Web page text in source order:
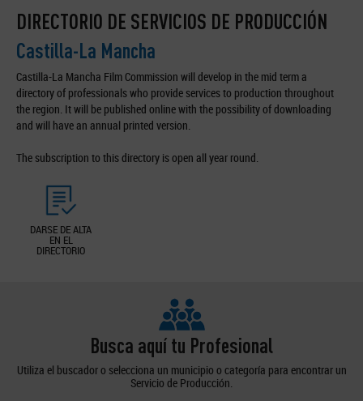
DIRECTORIO DE SERVICIOS DE PRODUCCIÓN
Castilla-La Mancha
Castilla-La Mancha Film Commission will develop in the mid term a
directory of professionals who provide services to production throughout
the region. It will be published online with the possibility of downloading
and will have an annual printed version.
The subscription to this directory is open all year round.
DARSE DE ALTA
EN EL
DIRECTORIO
Busca aquí tu Profesional
Utiliza el buscador o selecciona un municipio o categoría para encontrar un
Servicio de Producción.